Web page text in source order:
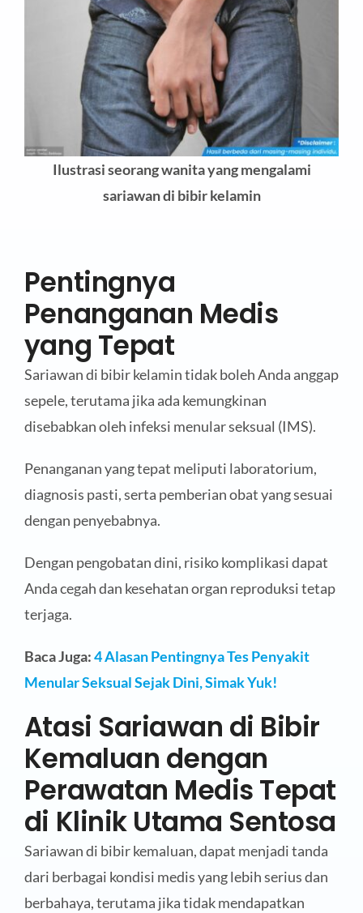
Ilustrasi seorang wanita yang mengalami
sariawan di bibir kelamin
Pentingnya
Penanganan Medis
yang Tepat
Sariawan di bibir kelamin tidak boleh Anda anggap
sepele, terutama jika ada kemungkinan
disebabkan oleh infeksi menular seksual (IMS).
Penanganan yang tepat meliputi laboratorium,
diagnosis pasti, serta pemberian obat yang sesuai
dengan penyebabnya.
Dengan pengobatan dini, risiko komplikasi dapat
Anda cegah dan kesehatan organ reproduksi tetap
terjaga.
Baca Juga:4 Alasan Pentingnya Tes Penyakit
Menular Seksual Sejak Dini, Simak Yuk!
Atasi Sariawan di Bibir
Kemaluan dengan
Perawatan Medis Tepat
di Klinik Utama Sentosa
Sariawan di bibir kemaluan, dapat menjadi tanda
dari berbagai kondisi medis yang lebih serius dan
berbahaya, terutama jika tidak mendapatkan